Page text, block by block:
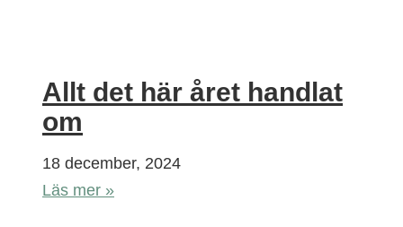
Allt det här året handlat
om
18 december, 2024
Läs mer »